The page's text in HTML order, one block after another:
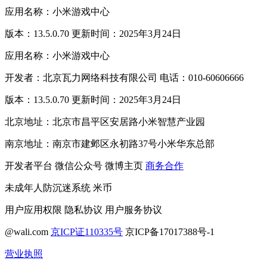
应用名称：小米游戏中心
版本：13.5.0.70 更新时间：2025年3月24日
应用名称：小米游戏中心
开发者：北京瓦力网络科技有限公司 电话：010-60606666
版本：13.5.0.70 更新时间：2025年3月24日
北京地址：北京市昌平区安居路小米智慧产业园
南京地址：南京市建邺区永初路37号小米华东总部
开发者平台 微信公众号 微博主页 商务合作
未成年人防沉迷系统 米币
用户应用权限 隐私协议 用户服务协议
@wali.com 京ICP证110335号 京ICP备17017388号-1
营业执照